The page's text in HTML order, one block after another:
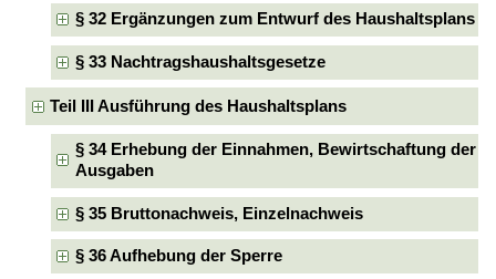
§ 32 Ergänzungen zum Entwurf des Haushaltsplans
§ 33 Nachtragshaushaltsgesetze
Teil III Ausführung des Haushaltsplans
§ 34 Erhebung der Einnahmen, Bewirtschaftung der
Ausgaben
§ 35 Bruttonachweis, Einzelnachweis
§ 36 Aufhebung der Sperre